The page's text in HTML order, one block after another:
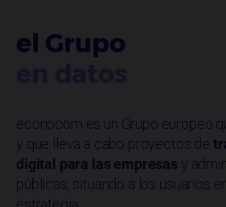
el Grupo
econocom es un Grupo europeo
y que lleva a cabo proyectos de
digital para las empresas y
públicas, situando a los usuarios